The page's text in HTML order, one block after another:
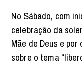
No Sábado, com
celebração da
Mãe de Deus e por
sobre o tema